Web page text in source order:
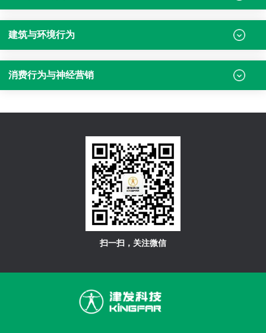
建筑与环境行为
消费行为与神经营销
扫一扫，关注微信